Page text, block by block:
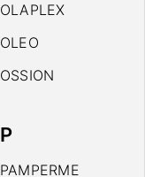
OLAPLEX
OLEO
OSSION
P
PAMPERME